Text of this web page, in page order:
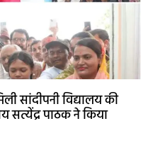
सांदीपनी विद्यालय की
सत्येंद्र पाठक ने किया